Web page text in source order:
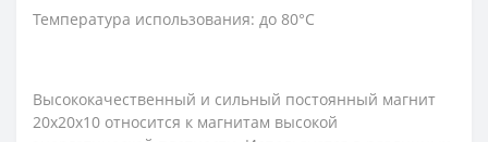
Температура использования: до 80°C
Высококачественный и сильный постоянный магнит
20х20х10 относится к магнитам высокой